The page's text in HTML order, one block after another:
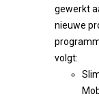
gewerkt
nieuwe
volgt: